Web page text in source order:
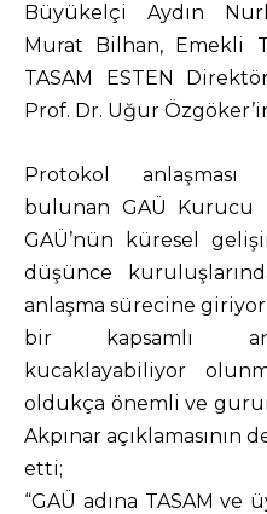
Büyükelçi Aydın
Murat Bilhan, Emekli
TASAM ESTEN
Prof. Dr. Uğur
Protokol anlaşması
bulunan GAÜ Kurucu
GAÜ’nün küresel
düşünce
anlaşma sürecine giriyor
bir kapsamlı
kucaklayabiliyor
oldukça önemli ve
Akpınar açıklamasının
etti;
“GAÜ adına TASAM